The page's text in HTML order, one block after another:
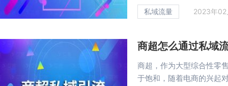
私域流量 2023年
商超怎么通过私域
商超，作为大型综合性零
于饱和，随着电商的兴起